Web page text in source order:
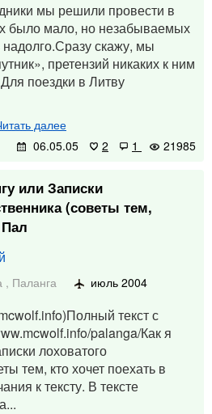
мы решили провести в
было мало, но незабываемых
надолго.Сразу скажу, мы
претензий никаких к ним
поездки в Литву
далее
06.05.05
2 1 21985
или Записки
(советы тем,
Пал
, Паланга июль 2004
текст с
palanga/Как я
лоховатого
тем, кто хочет поехать в
к тексту. В тексте